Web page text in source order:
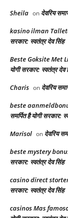
Sheila on देवरिय
kasino ilman
सरकार: स्वतंत्र देव सिंह
Beste Goksite Met
योगी सरकार: स्वतंत्र देव
Charis on देवरिय
beste
समर्पित है योगी सरकार:
Marisol on देवरिय
beste mystery
सरकार: स्वतंत्र देव सिंह
casino direct
सरकार: स्वतंत्र देव सिंह
casinos Mas